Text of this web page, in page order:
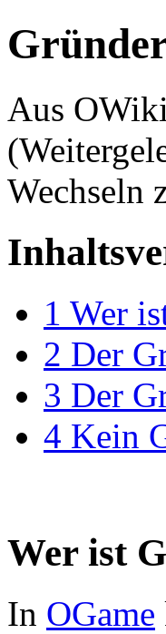
Aus OWiki
Wechseln
1 Wer
2 Der
3 Der
4 Kein
Wer ist
In OGame